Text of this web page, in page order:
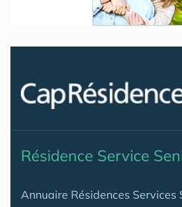
Résidence Service
Annuaire Résidences Services